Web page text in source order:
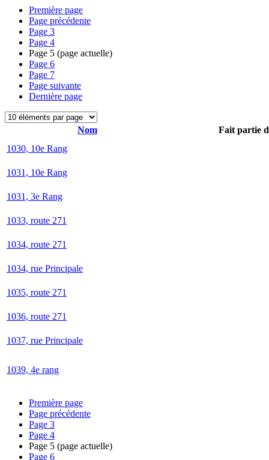
Première page
Page précédente
Page 3
Page 4
Page 5 (page actuelle)
Page 6
Page 7
Page suivante
Dernière page
Nom
Fait partie
1030, 10e Rang
1031, 10e Rang
1031, 3e Rang
1033, route 271
1034, route 271
1034, rue Principale
1035, route 271
1036, route 271
1037, rue Principale
1039, 4e rang
Première page
Page précédente
Page 3
Page 4
Page 5 (page actuelle)
Page 6